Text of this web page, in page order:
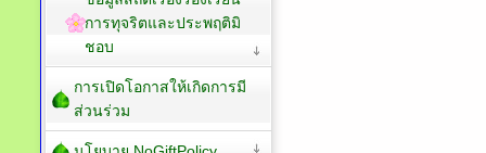
การทุจริตและประพฤติมิ
ชอบ
การเปิดโอกาสให้เกิดการมี
ส่วนร่วม